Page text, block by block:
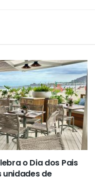
o Dia dos Pais
unidades de